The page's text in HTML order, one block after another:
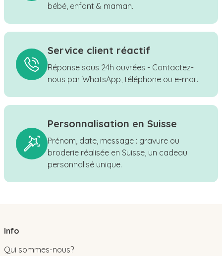
bébé, enfant & maman.
Service client réactif
Réponse sous 24h ouvrées - Contactez-
nous par WhatsApp, téléphone ou e-mail.
Personnalisation en Suisse
Prénom, date, message : gravure ou
broderie réalisée en Suisse, un cadeau
personnalisé unique.
Info
Qui sommes-nous?